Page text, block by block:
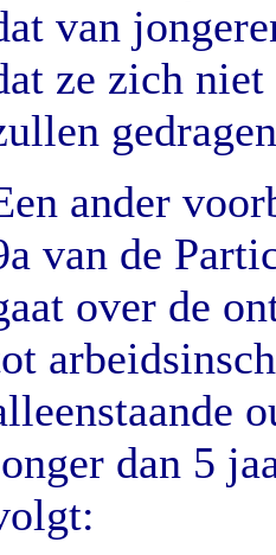
van
ze zich
ander
van de
over de
dan 5